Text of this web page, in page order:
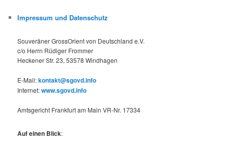
Impressum und Datenschutz
Souveräner GrossOrient von Deutschland e.V.
c/o Herrn Rüdiger Frommer
Heckener Str. 23, 53578 Windhagen
E-Mail:kontakt@sgovd.info
Internet:www.sgovd.info
Amtsgericht Frankfurt am Main VR-Nr. 17334
Auf einen Blick: